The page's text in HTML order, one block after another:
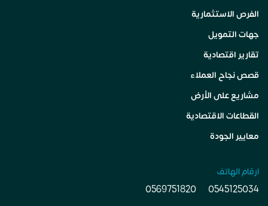
الفرص الاستثمارية
جهات التمويل
تقارير اقتصادية
قصص نجاح العملاء
مشاريع على الأرض
القطاعات الاقتصادية
معايير الجودة
ارقام الهاتف
0545125034
0569751820